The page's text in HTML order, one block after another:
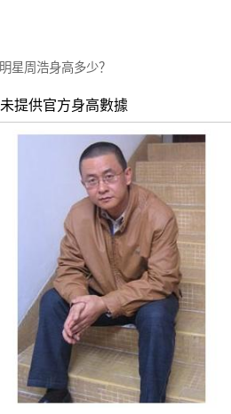
明星周浩身高多少？
未提供官方身高數據